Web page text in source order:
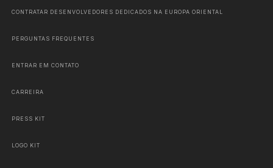
CONTRATAR DESENVOLVEDORES DEDICADOS NA EUROPA ORIENTAL
PERGUNTAS FREQUENTES
ENTRAR EM CONTATO
CARREIRA
PRESS KIT
LOGO KIT